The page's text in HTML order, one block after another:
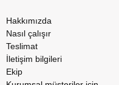
Hakkımızda
Nasıl çalışır
Teslimat
İletişim bilgileri
Ekip